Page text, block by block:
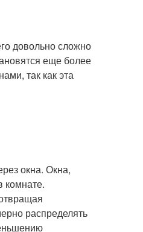
довольно сложно
еще более
так как эта
окна. Окна,
комнате.
распределять